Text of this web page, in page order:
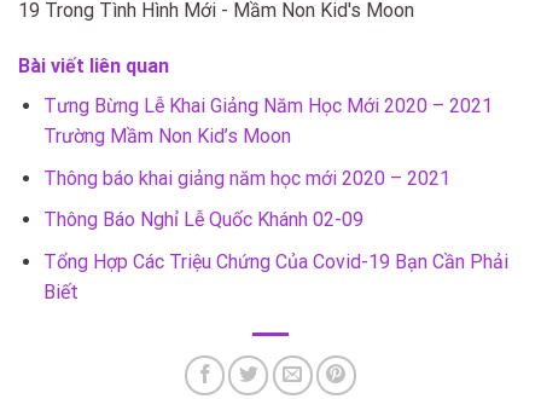
Bài viết liên quan
Tưng Bừng Lễ Khai Giảng Năm Học Mới 2020 – 2021
Trường Mầm Non Kid’s Moon
Thông báo khai giảng năm học mới 2020 – 2021
Thông Báo Nghỉ Lễ Quốc Khánh 02-09
Tổng Hợp Các Triệu Chứng Của Covid-19 Bạn Cần Phải
Biết